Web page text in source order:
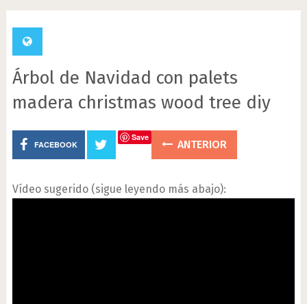
Árbol de Navidad con palets
madera christmas wood tree diy
FACEBOOK
Save
ANTERIOR
Vídeo sugerido (sigue leyendo más abajo):